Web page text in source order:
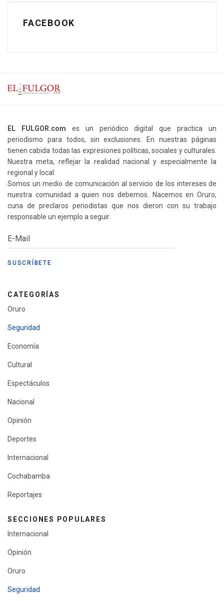
FACEBOOK
EL FULGOR.com es un periódico digital que practica un
periodismo para todos, sin exclusiones. En nuestras páginas
tienen cabida todas las expresiones políticas, sociales y culturales.
Nuestra meta, reflejar la realidad nacional y especialmente la
regional y local.
Somos un medio de comunicación al servicio de los intereses de
nuestra comunidad a quien nos debemos. Nacemos en Oruro,
cuna de preclaros periodistas que nos dieron con su trabajo
responsable un ejemplo a seguir.
CATEGORÍAS
Oruro
Seguridad
Economía
Cultural
Espectáculos
Nacional
Opinión
Deportes
Internacional
Cochabamba
Reportajes
SECCIONES POPULARES
Internacional
Opinión
Oruro
Seguridad